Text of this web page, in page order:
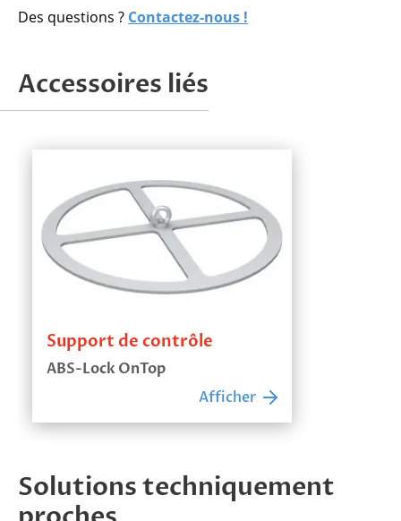
Des questions ? Contactez-nous !
Accessoires liés
Support de contrôle
ABS-Lock OnTop
Afficher
Solutions techniquement